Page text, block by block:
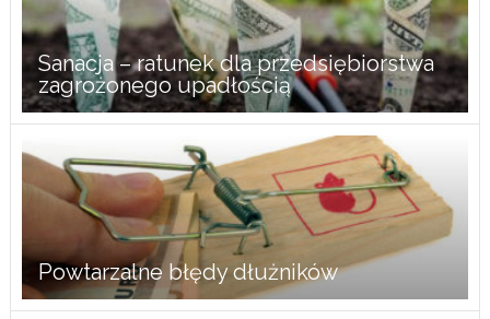
Sanacja – ratunek dla przedsiębiorstwa
zagrożonego upadłością
Powtarzalne błędy dłużników